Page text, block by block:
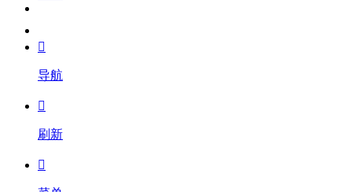
我的

导航

刷新
